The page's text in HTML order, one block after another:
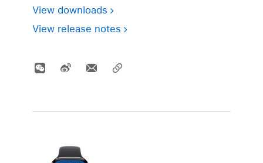
View downloads
View release notes